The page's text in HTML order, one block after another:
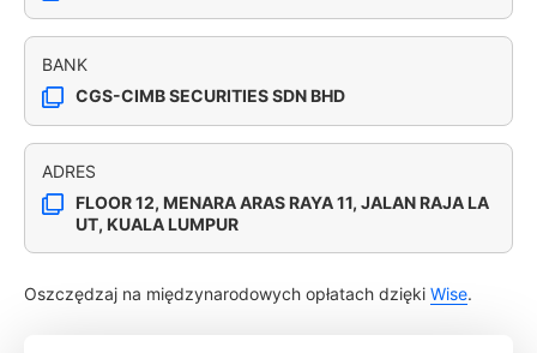
BANK
CGS-CIMB SECURITIES SDN BHD
ADRES
FLOOR 12, MENARA ARAS RAYA 11, JALAN RAJA LA
UT, KUALA LUMPUR
Oszczędzaj na międzynarodowych opłatach dzięki Wise.